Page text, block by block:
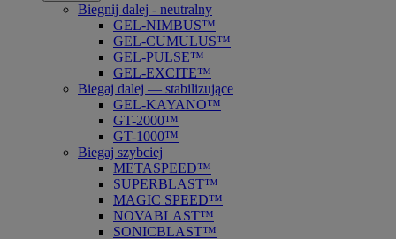
Biegnij dalej - neutralny
GEL-NIMBUS™
GEL-CUMULUS™
GEL-PULSE™
GEL-EXCITE™
Biegaj dalej — stabilizujące
GEL-KAYANO™
GT-2000™
GT-1000™
Biegaj szybciej
METASPEED™
SUPERBLAST™
MAGIC SPEED™
NOVABLAST™
SONICBLAST™